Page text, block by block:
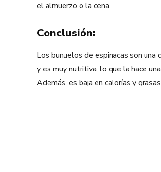
el almuerzo o la cena.
Conclusión:
Los bunuelos de espinacas son
y es muy nutritiva, lo que la hace
Además, es baja en calorías y